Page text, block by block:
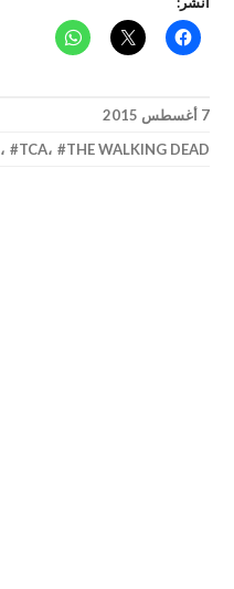
7 أغسطس 2015
، TCA، THE WALKING DEAD